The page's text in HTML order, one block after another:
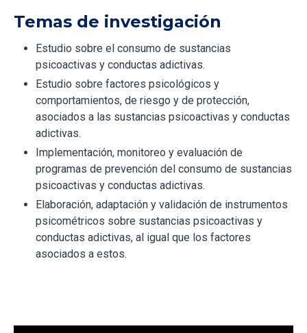
Temas de investigación
Estudio sobre el consumo de sustancias
psicoactivas y conductas adictivas.
Estudio sobre factores psicológicos y
comportamientos, de riesgo y de protección,
asociados a las sustancias psicoactivas y conductas
adictivas.
Implementación, monitoreo y evaluación de
programas de prevención del consumo de sustancias
psicoactivas y conductas adictivas.
Elaboración, adaptación y validación de instrumentos
psicométricos sobre sustancias psicoactivas y
conductas adictivas, al igual que los factores
asociados a estos.